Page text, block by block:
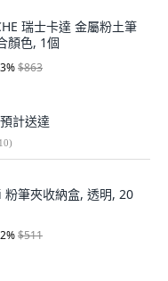
瑞士卡達 金屬粉土筆
顏色, 1個
%$863
預計送達
10)
筆夾收納盒, 透明, 20
%$511